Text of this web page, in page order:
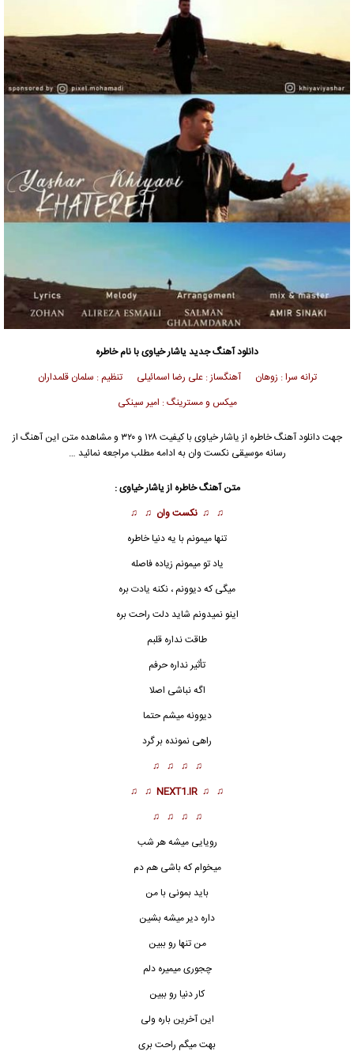
دانلود آهنگ جدیدیاشار خیاوی با نام خاطره
ترانه سرا : زوهان آهنگساز : علی رضا اسمائیلی تنظیم : سلمان قلمداران
میکس و مسترینگ : امیر سینکی
جهت دانلود آهنگ خاطره از یاشار خیاوی با کیفیت ۱۲۸ و ۳۲۰ و مشاهده متن این آهنگ از
رسانه موسیقی نکست وان به ادامه مطلب مراجعه نمائید …
متن آهنگخاطره از یاشار خیاوی :
♫ ♫ نکست وان ♫ ♫
تنها میمونم با یه دنیاخاطره
یاد تو میمونم زیاده فاصله
میگی که دیوونم ، نکنه یادت بره
اینو نمیدونم شاید دلت راحت بره
طاقت نداره قلبم
تأثیر نداره حرفم
اگه نباشی اصلا
دیوونه میشم حتما
راهی نمونده بر گرد
♫ ♫ ♫ ♫
♫ ♫
NEXT1.IR
♫ ♫
♫ ♫ ♫ ♫
رویایی میشه هر شب
میخوام که باشی هم دم
باید بمونی با من
داره دیر میشه بشین
من تنها رو ببین
چجوری میمیره دلم
کار دنیا رو ببین
این آخرین باره ولی
بهت میگم راحت بری